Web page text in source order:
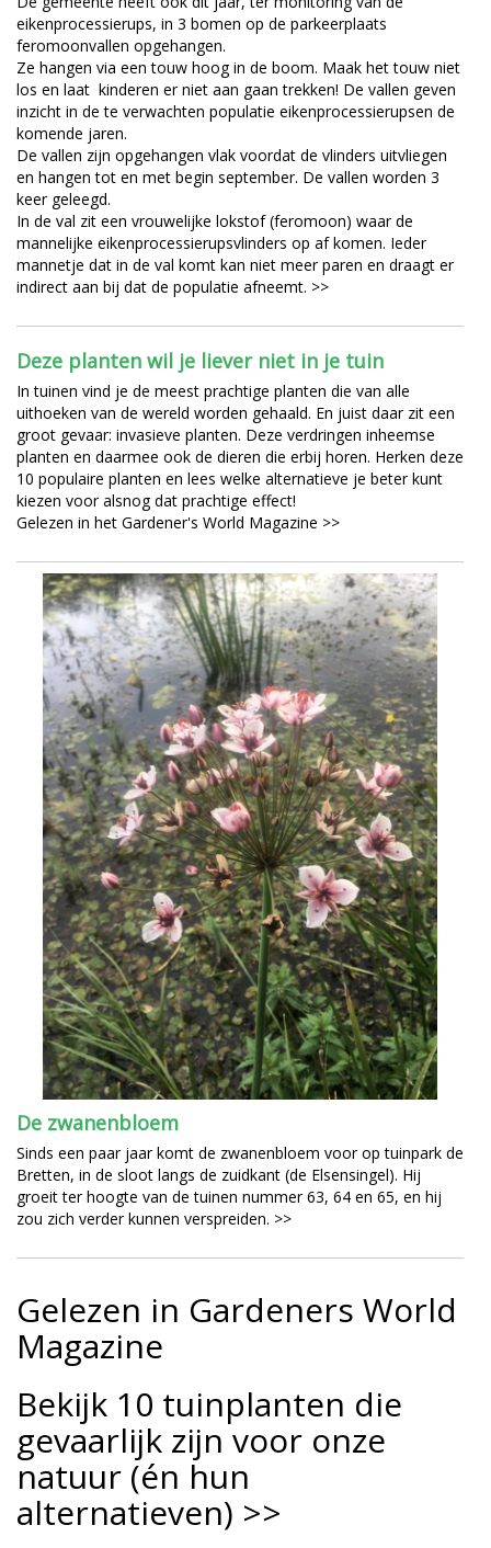
eikenprocessierups, in 3 bomen op de parkeerplaats
feromoonvallen opgehangen.
Ze hangen via een touw hoog in de boom. Maak het touw niet
los en laat kinderen er niet aan gaan trekken! De vallen geven
inzicht in de te verwachten populatie eikenprocessierupsen de
komende jaren.
De vallen zijn opgehangen vlak voordat de vlinders uitvliegen
en hangen tot en met begin september. De vallen worden 3
keer geleegd.
In de val zit een vrouwelijke lokstof (feromoon) waar de
mannelijke eikenprocessierupsvlinders op af komen. Ieder
mannetje dat in de val komt kan niet meer paren en draagt er
indirect aan bij dat de populatie afneemt. >>
Deze planten wil je liever niet in je tuin
In tuinen vind je de meest prachtige planten die van alle
uithoeken van de wereld worden gehaald. En juist daar zit een
groot gevaar: invasieve planten. Deze verdringen inheemse
planten en daarmee ook de dieren die erbij horen. Herken deze
10 populaire planten en lees welke alternatieve je beter kunt
kiezen voor alsnog dat prachtige effect!
Gelezen in het Gardener's World Magazine >>
De zwanenbloem
Sinds een paar jaar komt de zwanenbloem voor op tuinpark de
Bretten, in de sloot langs de zuidkant (de Elsensingel). Hij
groeit ter hoogte van de tuinen nummer 63, 64 en 65, en hij
zou zich verder kunnen verspreiden. >>
Gelezen in Gardeners World
Magazine
Bekijk 10 tuinplanten die
gevaarlijk zijn voor onze
natuur (én hun
alternatieven) >>